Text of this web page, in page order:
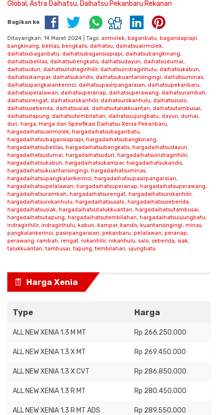
Global ,Astra Daihatsu, Daihatsu Pekanbaru Rekanan
Bagikan ke
Ditayangkan: 14 Maret 2024 | Tags: airmolek, baganbatu, bagansiapiapi,
bangkinang, belilas, bengkalis, daihatsu, daihatsuairmolek,
daihatsubaganbatu, daihatsubagansiapiapi, daihatsubangkinang,
daihatsubelilas, daihatsubengkalis, daihatsudayun, daihatsudumai,
daihatsuduri, daihatsuindragirihilir, daihatsuindragirihulu, daihatsukabun,
daihatsukampar, daihatsukandis, daihatsukuantansingingi, daihatsuminas,
daihatsupangkalankerinci, daihatsupasirpangaraian, daihatsupekanbaru,
daihatsupelalawan, daihatsuperanap, daihatsuperawang, daihatsurambah,
daihatsurengat, daihatsurokanhilir, daihatsurokanhulu, daihatsusalo,
daihatsuseberida, daihatsusiak, daihatsutalukkuantan, daihatsutambusai,
daihatsutapung, daihatsutembilahan, daihatsuujungbatu, dayun, dumai,
duri, harga, Harga dan Spesifikasi Daihatsu Xenia Pekanbaru,
hargadaihatsuairmolek, hargadaihatsubaganbatu,
hargadaihatsubagansiapiapi, hargadaihatsubangkinang,
hargadaihatsubelilas, hargadaihatsubengkalis, hargadaihatsudayun,
hargadaihatsudumai, hargadaihatsuduri, hargadaihatsuindragirihilir,
hargadaihatsukabun, hargadaihatsukampar, hargadaihatsukandis,
hargadaihatsukuantansingingi, hargadaihatsuminas,
hargadaihatsupangkalankerinci, hargadaihatsupasirpangaraian,
hargadaihatsupelalawan, hargadaihatsuperanap, hargadaihatsuperawang,
hargadaihatsurambah, hargadaihatsurengat, hargadaihatsurokanhilir,
hargadaihatsurokanhulu, hargadaihatsusalo, hargadaihatsuseberida,
hargadaihatsusiak, hargadaihatsutalukkuantan, hargadaihatsutambusai,
hargadaihatsutapung, hargadaihatsutembilahan, hargadaihatsuujungbatu,
indragirihilir, indragirihulu, kabun, kampar, kandis, kuantansingingi, minas,
pangkalankerinci, pasirpangaraian, pekanbaru, pelalawan, peranap,
perawang, rambah, rengat, rokanhilir, rokanhulu, salo, seberida, siak,
talukkuantan,tambusai,tapung,tembilahan, ujungbatu
Harga Xenia
Type Harga
ALL NEW XENIA 1.3 M MT Rp 266.250.000
ALL NEW XENIA 1.3 X MT Rp 269.450.000
ALL NEW XENIA 1.3 X CVT Rp 286.850.000
ALL NEW XENIA 1.3 R MT Rp 280.450.000
ALL NEW XENIA 1.3 R MT ADS Rp 289.550.000